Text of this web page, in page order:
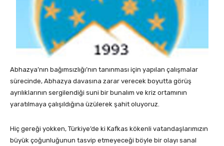
Abhazya’nın bağımsızlığı’nın tanınması için yapılan çalışmalar
sürecinde, Abhazya davasına zarar verecek boyutta görüş
ayrılıklarının sergilendiği suni bir bunalım ve kriz ortamının
yaratılmaya çalışıldığına üzülerek şahit oluyoruz.
Hiç gereği yokken, Türkiye’de ki Kafkas kökenli vatandaşlarımızın
büyük çoğunluğunun tasvip etmeyeceği böyle bir olayı sanal